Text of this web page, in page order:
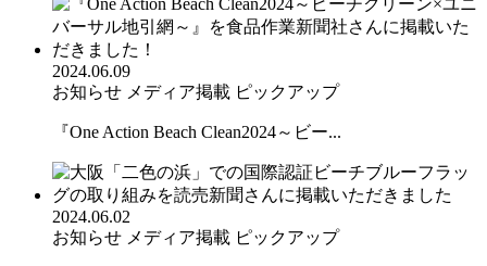
2024.06.09
お知らせ メディア掲載 ピックアップ
『One Action Beach Clean2024～ビー...
2024.06.02
お知らせ メディア掲載 ピックアップ